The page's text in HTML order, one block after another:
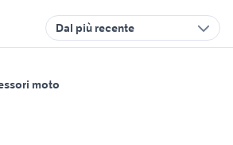
Dal più recente
moto